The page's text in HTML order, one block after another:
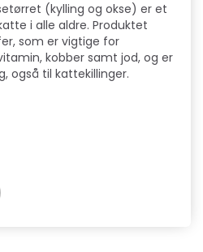
(kylling og okse) er et
i alle aldre. Produktet
som er vigtige for
kobber samt jod, og er
også til kattekillinger.